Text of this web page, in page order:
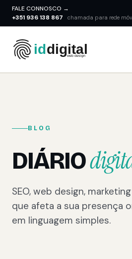
FALE CONNOSCO →
+351 936 138 867
chamada para rede
BLOG
DIÁRIO
SEO, web design,
que afeta a sua presença
em linguagem simples.